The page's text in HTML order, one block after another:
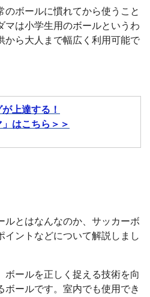
のボールに慣れてから使うこと
マは小学生用のボールというわ
から大人まで幅広く利用可能で
上達する！
はこちら＞＞
ルとはなんなのか、サッカーボ
イントなどについて解説しまし
ボールを正しく捉える技術を向
ボールです。室内でも使用でき